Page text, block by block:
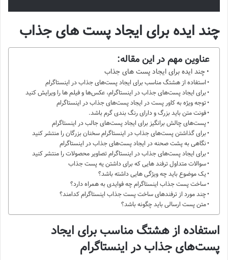
چند ایده برای ایجاد پست های جذاب
عناوین مهم در این مقاله:
چند ایده برای ایجاد پست های جذاب
استفاده از هشتگ مناسب برای ایجاد پست‌های جذاب در اینستاگرام
برای ایجاد پست‌های جذاب در اینستاگرام، عکس‌ها و فیلم‌ ها را ویرایش کنید
توجه ویژه به کاور پست در ایجاد پست‌های جذاب در اینستاگرام
فونت متن باید بزرگ و دارای رنگ بندی گرم باشد.
پست‌های چالش برانگیز برای ایجاد پست‌های جالب در اینستاگرام
برای گذاشتن پست‌های جذاب در اینستاگرام سخنان بزرگان را منتشر کنید
نگاهی به پشت صحنه در ایجاد پست‌های جذاب در اینستاگرام
برای ایجاد پست‌های جذاب در اینستاگرام تصاویر محصولات را منتشر کنید
سوالات متداول ترفند هایی که برای داشتن یه پست جذاب
یک موضوع باید چه ویژگی هایی داشته باشد؟
ساخت پست جذاب اینستاگرام چه فوایدی به همراه دارد؟
چند مورد از ترفندهای ساخت پست جذاب اینستاگرام کدامند؟
متن پست ارسالی باید چگونه باشد؟
استفاده از هشتگ مناسب برای ایجاد
پست‌های جذاب در اینستاگرام